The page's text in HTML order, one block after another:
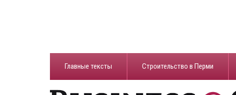
Главные тексты Строительство в Перми